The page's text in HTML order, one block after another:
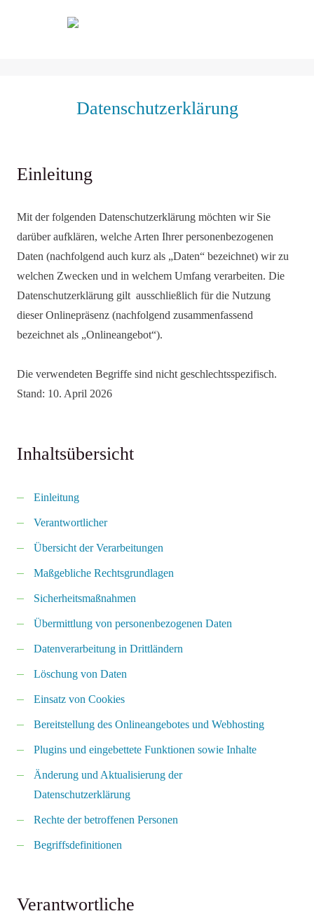
Datenschutzerklärung
Einleitung
Mit der folgenden Datenschutzerklärung möchten wir Sie
darüber aufklären, welche Arten Ihrer personenbezogenen
Daten (nachfolgend auch kurz als „Daten“ bezeichnet) wir zu
welchen Zwecken und in welchem Umfang verarbeiten. Die
Datenschutzerklärung gilt ausschließlich für die Nutzung
dieser Onlinepräsenz (nachfolgend zusammenfassend
bezeichnet als „Onlineangebot“).
Die verwendeten Begriffe sind nicht geschlechtsspezifisch.
Stand: 10. April 2026
Inhaltsübersicht
Einleitung
Verantwortlicher
Übersicht der Verarbeitungen
Maßgebliche Rechtsgrundlagen
Sicherheitsmaßnahmen
Übermittlung von personenbezogenen Daten
Datenverarbeitung in Drittländern
Löschung von Daten
Einsatz von Cookies
Bereitstellung des Onlineangebotes und Webhosting
Plugins und eingebettete Funktionen sowie Inhalte
Änderung und Aktualisierung der
Datenschutzerklärung
Rechte der betroffenen Personen
Begriffsdefinitionen
Verantwortliche